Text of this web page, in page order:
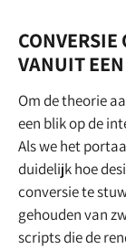
VANUIT
Om de theorie
een blik op de
Als we het
duidelijk hoe
conversie te
gehouden van
scripts die de